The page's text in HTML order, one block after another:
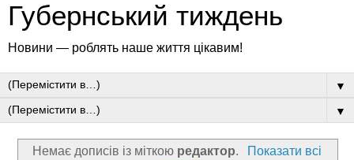
Губернський тиждень
Новини — роблять наше життя цікавим!
▼
▼
Немає дописів із міткою редактор.
Показати всі